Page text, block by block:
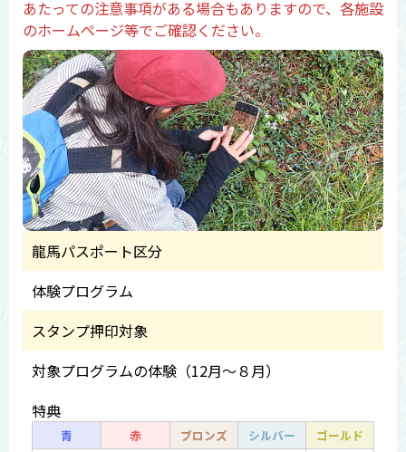
あたっての注意事項がある場合もありますので、各施設
のホームページ等でご確認ください。
龍馬パスポート区分
体験プログラム
スタンプ押印対象
対象プログラムの体験（12月～８月）
特典
青 赤 ブロンズ シルバー
ゴールド